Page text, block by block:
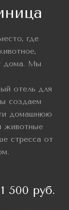
где
дома. Мы
отель для
создаем
домашнюю
животные
стресса от
500 руб.